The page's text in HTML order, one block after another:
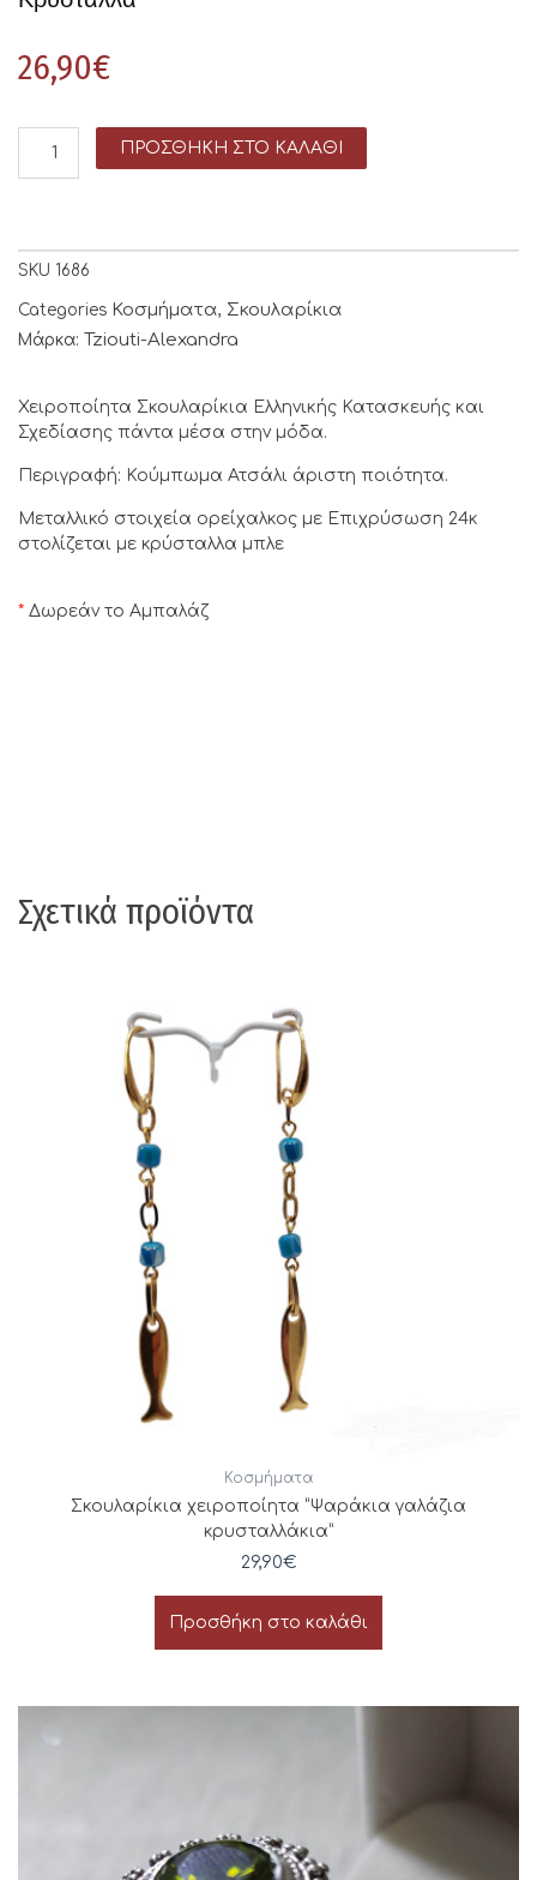
26,90€
ΠΡΟΣΘΉΚΗ ΣΤΟ ΚΑΛΆΘΙ
SKU 1686
Categories Κοσμήματα, Σκουλαρίκια
Μάρκα: Tziouti-Alexandra
Χειροποίητα Σκουλαρίκια Ελληνικής Κατασκευής και
Σχεδίασης πάντα μέσα στην μόδα.
Περιγραφή: Κούμπωμα Ατσάλι άριστη ποιότητα.
Μεταλλικό στοιχεία ορείχαλκος με Επιχρύσωση 24κ
στολίζεται με κρύσταλλα μπλε
* Δωρεάν το Αμπαλάζ
Σχετικά προϊόντα
Κοσμήματα
Σκουλαρίκια χειροποίητα “Ψαράκια γαλάζια
κρυσταλλάκια”
29,90€
Προσθήκη στο καλάθι